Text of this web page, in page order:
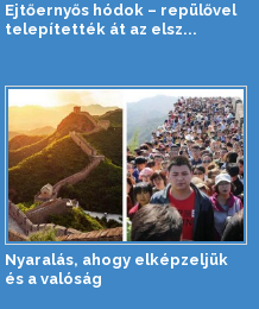
Ejtőernyős hódok – repülővel
telepítették át az elsz...
Nyaralás, ahogy elképzeljük
és a valóság